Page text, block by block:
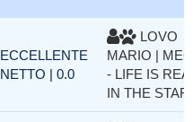
ECCELLENTE
NETTO | 0.0
LOVO
MARIO |
- LIFE IS
IN THE STAR